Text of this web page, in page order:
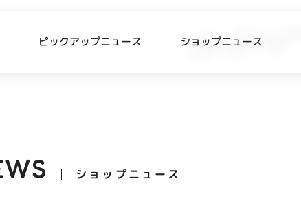
ピックアップニュース ショップニュース
ショップニュース